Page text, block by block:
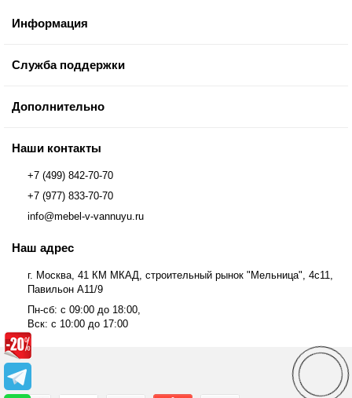
Информация
Служба поддержки
Дополнительно
Наши контакты
+7 (499) 842-70-70
+7 (977) 833-70-70
info@mebel-v-vannuyu.ru
Наш адрес
г. Москва, 41 КМ МКАД, строительный рынок "Мельница", 4с11,
Павильон А11/9
Пн-сб: с 09:00 до 18:00,
Вск: с 10:00 до 17:00